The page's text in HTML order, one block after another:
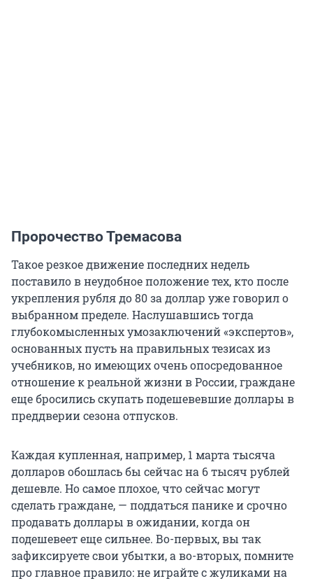
Пророчество Тремасова
Такое резкое движение последних недель
поставило в неудобное положение тех, кто после
укрепления рубля до 80 за доллар уже говорил о
выбранном пределе. Наслушавшись тогда
глубокомысленных умозаключений «экспертов»,
основанных пусть на правильных тезисах из
учебников, но имеющих очень опосредованное
отношение к реальной жизни в России, граждане
еще бросились скупать подешевевшие доллары в
преддверии сезона отпусков.
Каждая купленная, например, 1 марта тысяча
долларов обошлась бы сейчас на 6тысяч рублей
дешевле. Но самое плохое, что сейчас могут
сделать граждане, — поддаться панике и срочно
продавать доллары в ожидании, когда он
подешевеет еще сильнее. Во-первых, вы так
зафиксируете свои убытки, а во-вторых, помните
про главное правило: не играйте с жуликами на